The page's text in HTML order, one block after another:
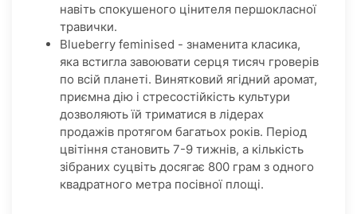
навіть спокушеного цінителя першокласної
травички.
Blueberry feminised - знаменита класика,
яка встигла завоювати серця тисяч гроверів
по всій планеті. Винятковий ягідний аромат,
приємна дію і стресостійкість культури
дозволяють їй триматися в лідерах
продажів протягом багатьох років. Період
цвітіння становить 7-9 тижнів, а кількість
зібраних суцвіть досягає 800 грам з одного
квадратного метра посівної площі.